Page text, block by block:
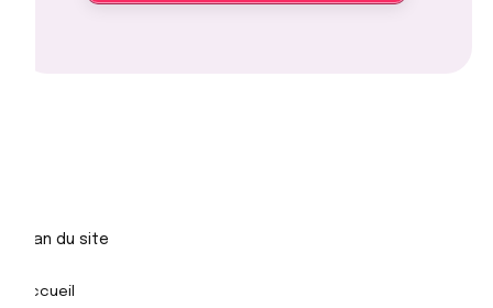
Plan du site
Accueil